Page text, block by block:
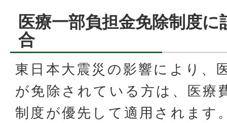
医療一部負担金免除制度
合
東日本大震災の影響により、
が免除されている方は、医療
制度が優先して適用されます